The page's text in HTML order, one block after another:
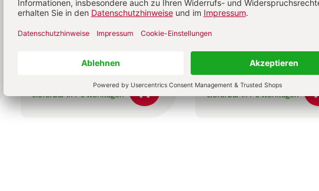
Die ignorierten Frauen der
Bibel
Annette Jantzen
Gebundene Ausgabe
Lieferbar in 1-3 Werktagen
Ausverkauf des Konzils
Jan-Heiner Tück
Gebundene Ausgabe
Lieferbar in 1-3 Werktagen